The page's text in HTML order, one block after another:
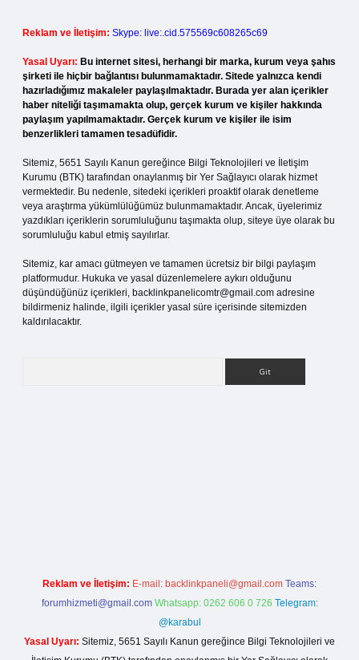
Reklam ve İletişim: Skype: live:.cid.575569c608265c69
Yasal Uyarı: Bu internet sitesi, herhangi bir marka, kurum veya şahıs
şirketi ile hiçbir bağlantısı bulunmamaktadır. Sitede yalnızca kendi
hazırladığımız makaleler paylaşılmaktadır. Burada yer alan içerikler
haber niteliği taşımamakta olup, gerçek kurum ve kişiler hakkında
paylaşım yapılmamaktadır. Gerçek kurum ve kişiler ile isim
benzerlikleri tamamen tesadüfidir.
Sitemiz, 5651 Sayılı Kanun gereğince Bilgi Teknolojileri ve İletişim
Kurumu (BTK) tarafından onaylanmış bir Yer Sağlayıcı olarak hizmet
vermektedir. Bu nedenle, sitedeki içerikleri proaktif olarak denetleme
veya araştırma yükümlülüğümüz bulunmamaktadır. Ancak, üyelerimiz
yazdıkları içeriklerin sorumluluğunu taşımakta olup, siteye üye olarak bu
sorumluluğu kabul etmiş sayılırlar.
Sitemiz, kar amacı gütmeyen ve tamamen ücretsiz bir bilgi paylaşım
platformudur. Hukuka ve yasal düzenlemelere aykırı olduğunu
düşündüğünüz içerikleri, backlinkpanelicomtr@gmail.com adresine
bildirmeniz halinde, ilgili içerikler yasal süre içerisinde sitemizden
kaldırılacaktır.
Reklam ve İletişim: E-mail: backlinkpaneli@gmail.com Teams:
forumhizmeti@gmail.com Whatsapp: 0262 606 0 726 Telegram:
@karabul
Yasal Uyarı: Sitemiz, 5651 Sayılı Kanun gereğince Bilgi Teknolojileri ve